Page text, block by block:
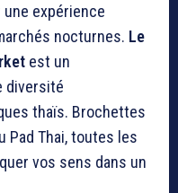
expérience
nocturnes. Le
est un
diversité
thaïs. Brochettes
Pad Thai, toutes les
vos sens dans un